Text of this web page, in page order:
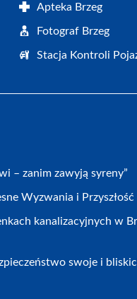
Apteka Brzeg
Fotograf Brzeg
Stacja Kontroli
– zanim zawyją syreny”
Wyzwania i Przyszłość
kanalizacyjnych w
swoje i